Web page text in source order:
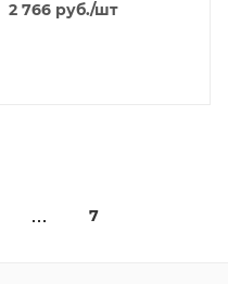
2 766руб./шт
7